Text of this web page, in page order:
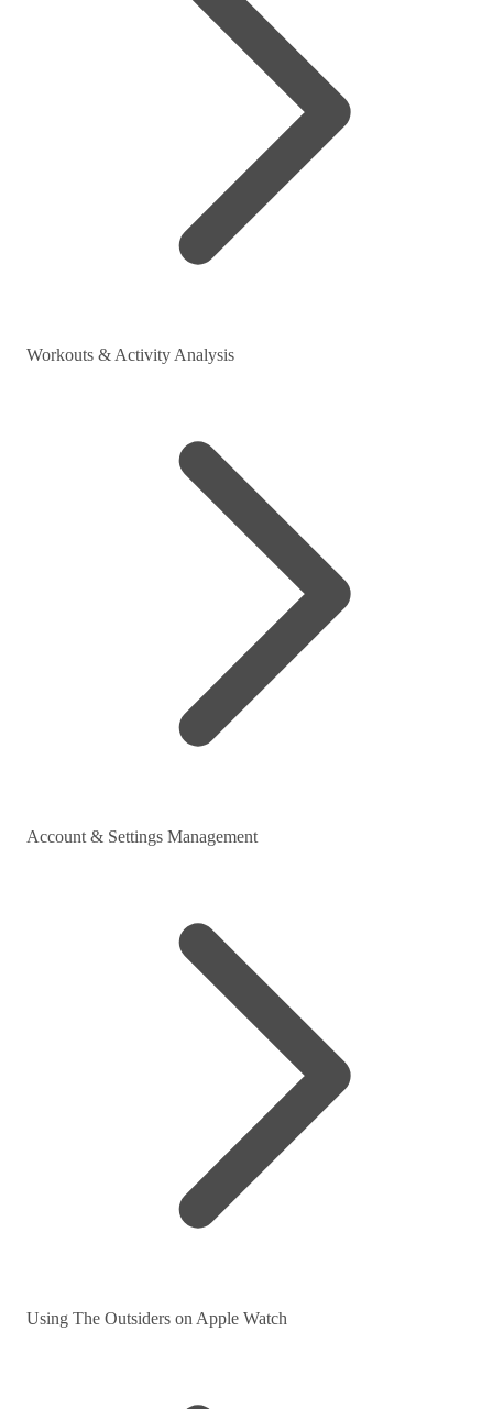
Workouts & Activity Analysis
Account & Settings Management
Using The Outsiders on Apple Watch